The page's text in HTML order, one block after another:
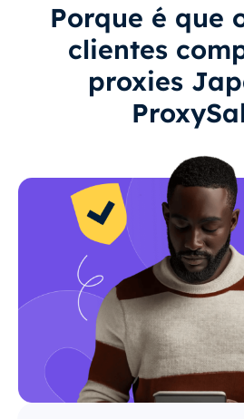
Porque é que
clientes
proxies